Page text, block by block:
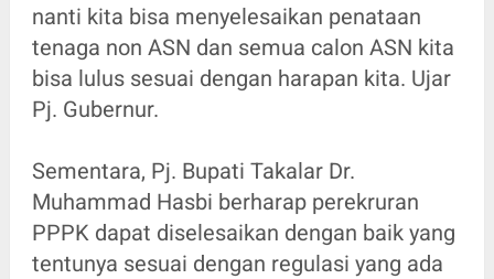
nanti kita bisa menyelesaikan penataan
tenaga non ASN dan semua calon ASN kita
bisa lulus sesuai dengan harapan kita. Ujar
Pj. Gubernur.
Sementara, Pj. Bupati Takalar Dr.
Muhammad Hasbi berharap perekruran
PPPK dapat diselesaikan dengan baik yang
tentunya sesuai dengan regulasi yang ada